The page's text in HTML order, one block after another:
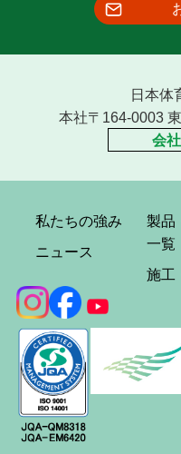
日本体
本社〒164-0003
会
私たちの強み
ニュース
製品
一覧
施工